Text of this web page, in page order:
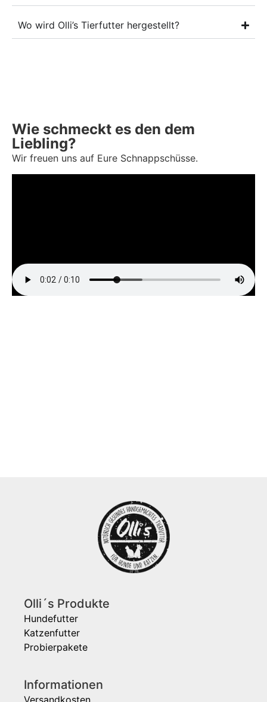
Wo wird Olli’s Tierfutter hergestellt?
Wie schmeckt es den dem
Liebling?
Wir freuen uns auf Eure Schnappschüsse.
Olli´s Produkte
Hundefutter
Katzenfutter
Probierpakete
Informationen
Versandkosten